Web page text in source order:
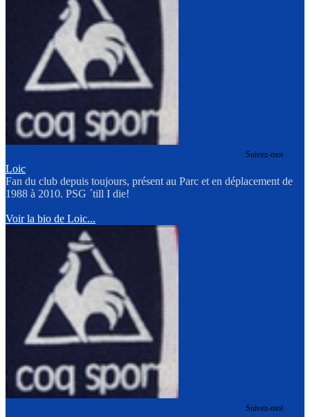
Suivez-moi
Loic
Fan du club depuis toujours, présent au Parc et en déplacement de
1988 à 2010. PSG ´till I die!
Voir la bio de Loic...
Suivez-moi